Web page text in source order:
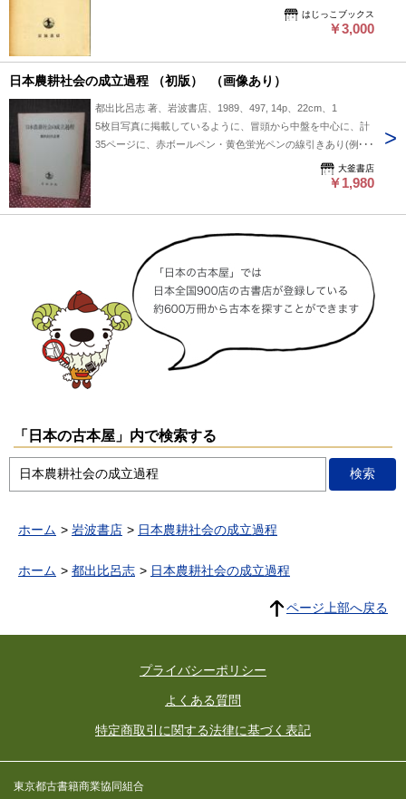
付属品につきましては、特に記載がない場合はないものとお考
えください。書き込み、切り抜き等のチェックは入念にしてお
絡ください。すぐの対応に努めます。
はじっこブックス
￥3,000
日本農耕社会の成立過程 （初版） （画像あり）
都出比呂志 著、岩波書店、1989、497, 14p、22cm、1
5枚目写真に掲載しているように、冒頭から中盤を中心に、計
35ページに、赤ボールペン・黄色蛍光ペンの線引きあり(例示
のため、線引き多めのページを掲載してます)。また、外箱の
周縁部や背に、焼けと茶色シミがあります。きれいな状態で読
巻いて、発送します（簡単に取れますし、本体に直接、接着し
ないので、跡が残ることもありません）。ご了解ください。本
の中身に問題はありません。1989年発行・初版1刷。ページ・
カバー破れ、落丁はありません。レターパック・プラス（追跡
可能）で、即時発送します。宜しくお願いします。
大釜書店
￥1,980
「日本の古本屋」内で検索する
ホーム 岩波書店 日本農耕社会の成立過程
ホーム 都出比呂志 日本農耕社会の成立過程
ページ上部へ戻る
プライバシーポリシー
よくある質問
特定商取引に関する法律に基づく表記
東京都古書籍商業協同組合